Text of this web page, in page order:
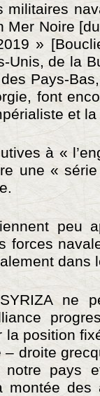
Mer Noire
»
Unis, de la
Pays-
font
et
à «
une «
peu
forces
dans
ne
la position
droite
pays
montée des